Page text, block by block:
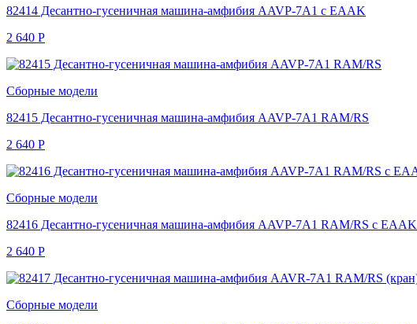
82414 Десантно-гусеничная машина-амфибия AAVP-7A1 с EAAK
2 640 Р
Сборные модели
82415 Десантно-гусеничная машина-амфибия AAVP-7A1 RAM/RS
2 640 Р
Сборные модели
82416 Десантно-гусеничная машина-амфибия AAVP-7A1 RAM/RS с EAAK
2 640 Р
Сборные модели